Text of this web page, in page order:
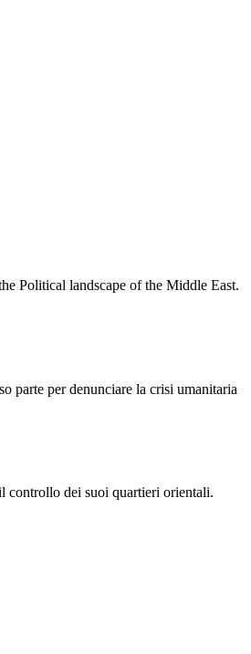
Political landscape of the Middle East.
parte per denunciare la crisi umanitaria
controllo dei suoi quartieri orientali.